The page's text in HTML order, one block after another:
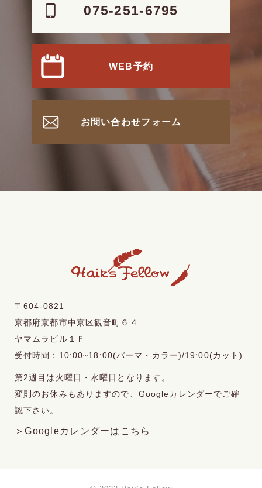
075-251-6795
WEB予約
お問い合わせフォーム
〒604-0821
京都府京都市中京区観音町６４
ヤマムラビル１Ｆ
受付時間：10:00~18:00(パーマ・カラー)/19:00(カット)
第2週目は火曜日・水曜日となります。
変則のお休みもありますので、Googleカレンダーでご確
認下さい。
＞Googleカレンダーはこちら